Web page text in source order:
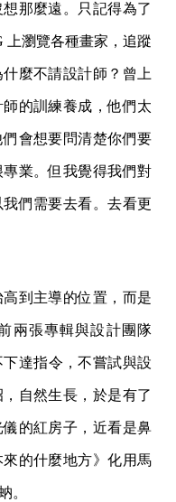
那麼遠。只記得為了
上瀏覽各種畫家，追蹤
麼不請設計師？曾上
的訓練養成，他們太
會想要問清楚你們要
業。但我覺得我們對
們需要去看。去看更
到主導的位置，而是
兩張專輯與設計團隊
達指令，不嘗試與設
自然生長，於是有了
儀的紅房子，近看是鼻
的什麼地方》化用馬
。